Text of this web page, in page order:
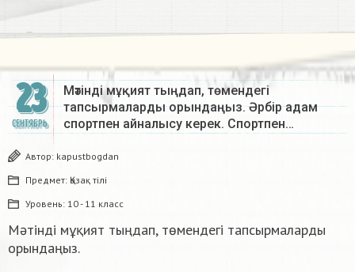
23
СЕНТЯБРЬ
Мәтінді мұқият тыңдап, төмендегі
тапсырмаларды орындаңыз. Әрбір адам
спортпен айналысу керек. Спортпен…
Автор: kapustbogdan
Предмет: Қазақ тiлi
Уровень: 10 - 11 класс
Мәтінді мұқият тыңдап, төмендегі тапсырмаларды
орындаңыз.